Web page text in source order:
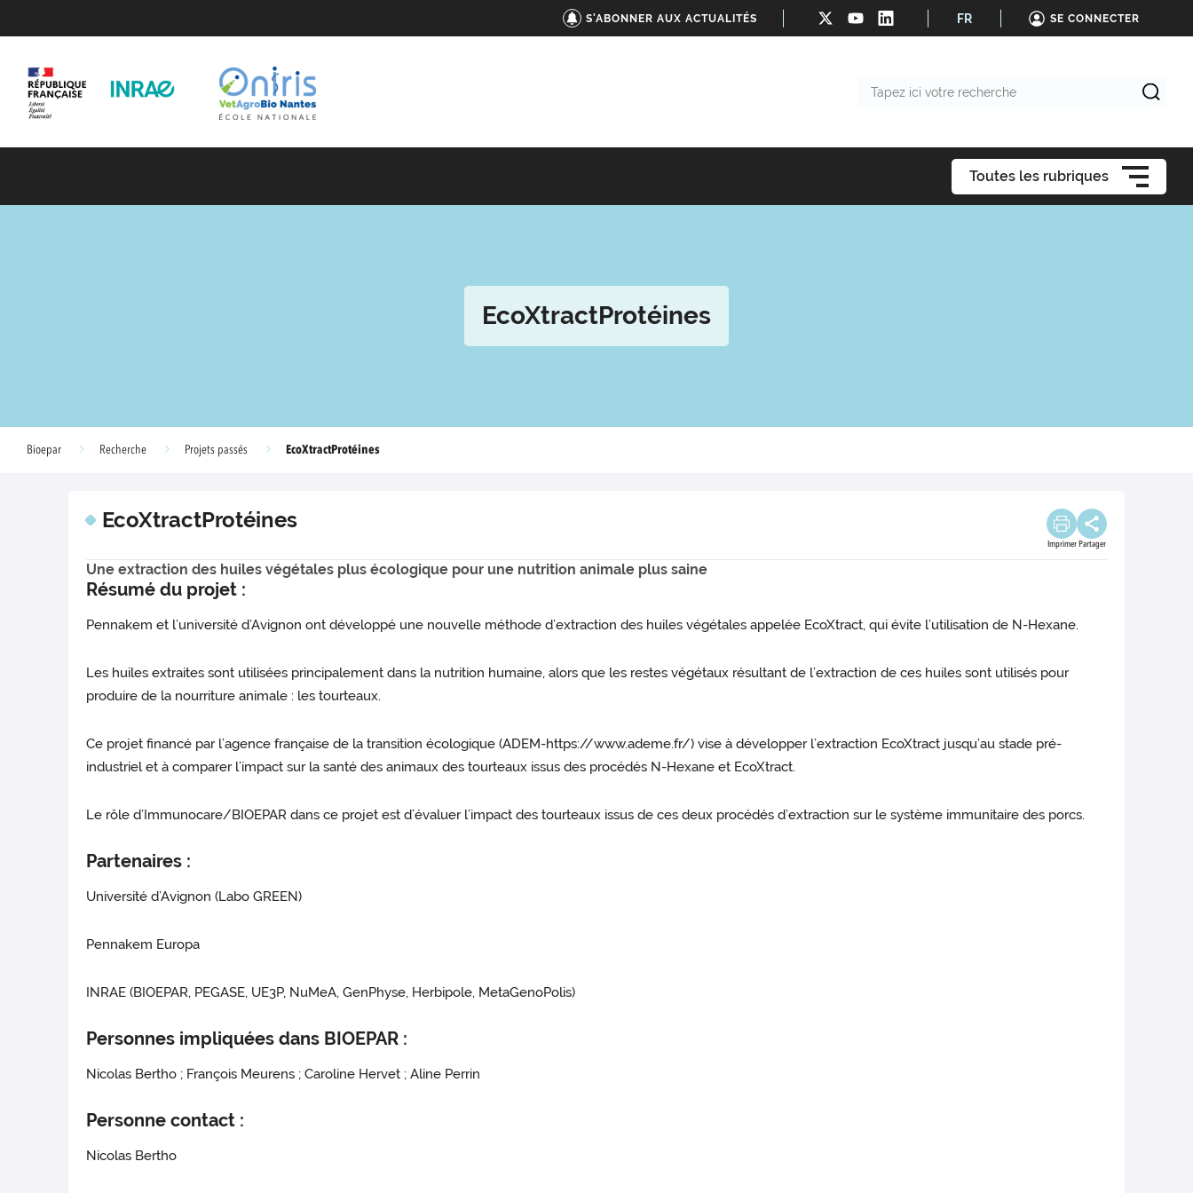
S'ABONNER AUX ACTUALITÉS FR SE CONNECTER
Toutes les rubriques
EcoXtractProtéines
Bioepar Recherche Projets passés EcoXtractProtéines
EcoXtractProtéines
Imprimer Partager
Une extraction des huiles végétales plus écologique pour une nutrition animale plus saine
Résumé du projet :
Pennakem et l’université d’Avignon ont développé une nouvelle méthode d’extraction des huiles végétales appelée EcoXtract, qui évite l’utilisation de N-Hexane.
Les huiles extraites sont utilisées principalement dans la nutrition humaine, alors que les restes végétaux résultant de l’extraction de ces huiles sont utilisés pour
produire de la nourriture animale : les tourteaux.
Ce projet financé par l’agence française de la transition écologique (ADEM-https://www.ademe.fr/) vise à développer l’extraction EcoXtract jusqu’au stade pré-
industriel et à comparer l’impact sur la santé des animaux des tourteaux issus des procédés N-Hexane et EcoXtract.
Le rôle d’Immunocare/BIOEPAR dans ce projet est d’évaluer l’impact des tourteaux issus de ces deux procédés d’extraction sur le système immunitaire des porcs.
Partenaires :
Université d’Avignon (Labo GREEN)
Pennakem Europa
INRAE (BIOEPAR, PEGASE, UE3P, NuMeA, GenPhyse, Herbipole, MetaGenoPolis)
Personnes impliquées dans BIOEPAR :
Nicolas Bertho ; François Meurens ; Caroline Hervet ; Aline Perrin
Personne contact :
Nicolas Bertho